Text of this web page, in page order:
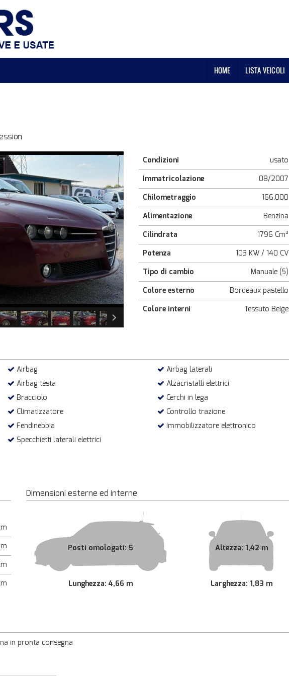
HOME LISTA VEICOLI
Condizioni
usato
Immatricolazione
08/2007
Chilometraggio
166.000
Alimentazione
Benzina
Cilindrata
1796 Cm³
Potenza
103 KW / 140 CV
Tipo di cambio
Manuale (5)
Colore esterno
Bordeaux pastello
Colore interni
Tessuto Beige
Airbag
Airbag testa
Bracciolo
Climatizzatore
Fendinebbia
Specchietti laterali elettrici
Airbag laterali
Alzacristalli elettrici
Cerchi in lega
Controllo trazione
Immobilizzatore elettronico
Dimensioni esterne ed interne
Posti omologati: 5
Lunghezza: 4,66 m
Altezza: 1,42 m
Larghezza: 1,83 m
in pronta consegna